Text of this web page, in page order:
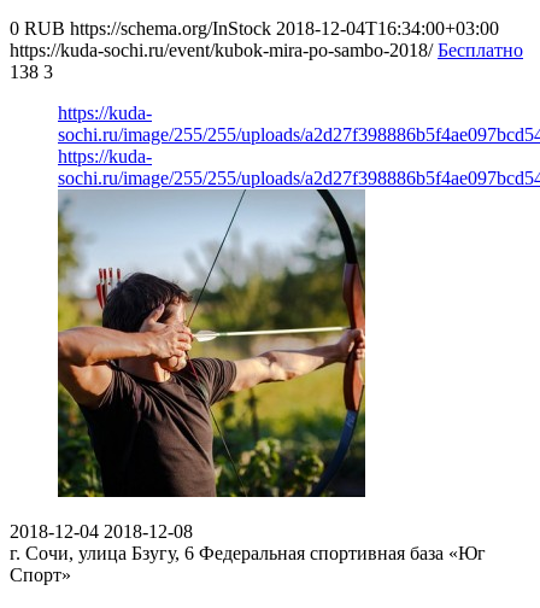
0 RUB https://schema.org/InStock 2018-12-04T16:34:00+03:00
https://kuda-sochi.ru/event/kubok-mira-po-sambo-2018/ Бесплатно
138 3
https://kuda-
sochi.ru/image/255/255/uploads/
https://kuda-
sochi.ru/image/255/255/uploads/
2018-12-04 2018-12-08
г. Сочи, улица Бзугу, 6 Федеральная спортивная база «Юг
Спорт»